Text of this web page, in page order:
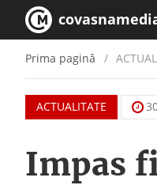
Prima pagină
ACTUALITATE
Impas